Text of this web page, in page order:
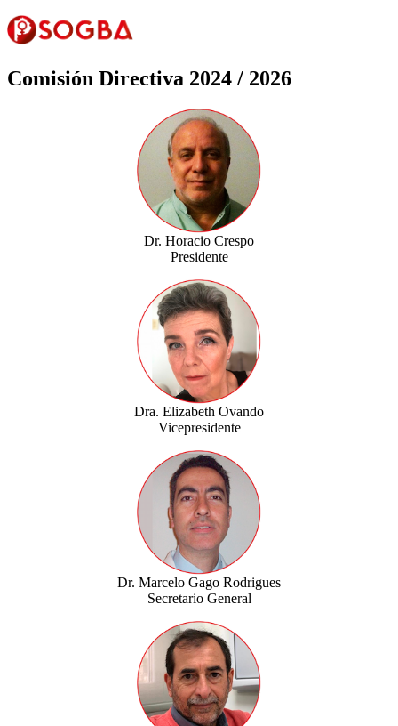
Comisión Directiva 2024 / 2026
Dr. Horacio Crespo
Presidente
Dra. Elizabeth Ovando
Vicepresidente
Dr. Marcelo Gago Rodrigues
Secretario General